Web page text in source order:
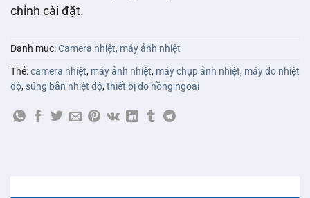
chỉnh cài đặt.
Danh mục:Camera nhiệt, máy ảnh nhiệt
Thẻ:camera nhiệt, máy ảnh nhiệt, máy chụp ảnh nhiệt, máy đo nhiệt
độ, súng bắn nhiệt độ,thiết bị đo hồng ngoại